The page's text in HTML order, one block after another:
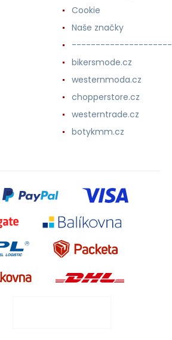
Cookie
Naše značky
bikersmode.cz
westernmoda.cz
chopperstore.cz
westerntrade.cz
botykmm.cz